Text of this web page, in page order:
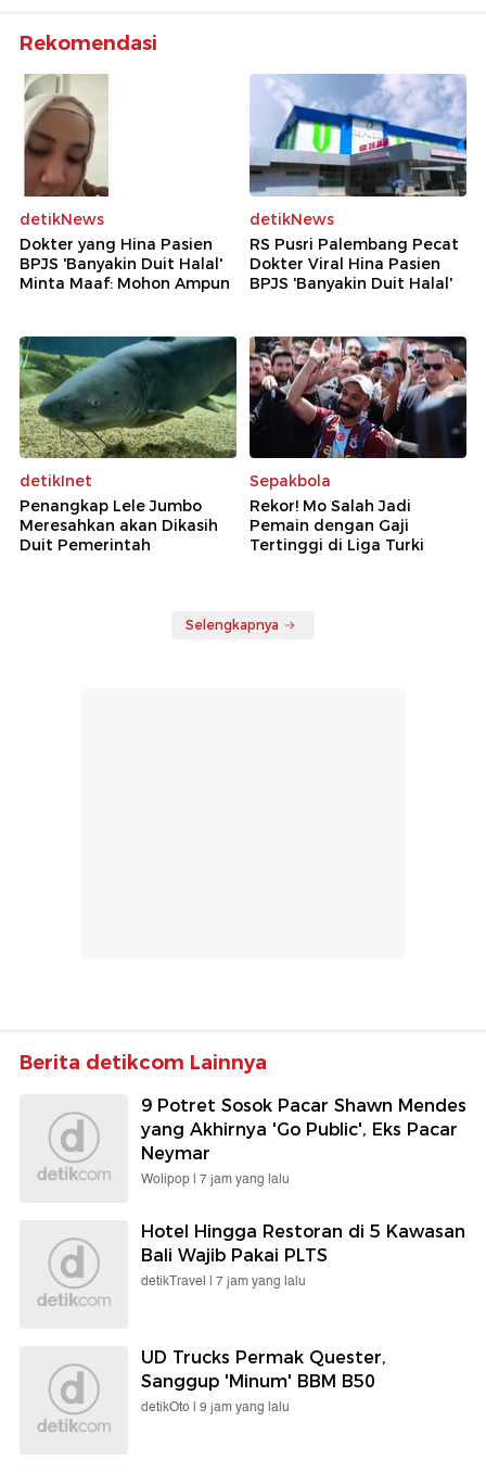
Rekomendasi
detikNews
Dokter yang Hina Pasien
BPJS 'Banyakin Duit Halal'
Minta Maaf: Mohon Ampun
detikNews
RS Pusri Palembang Pecat
Dokter Viral Hina Pasien
BPJS 'Banyakin Duit Halal'
detikInet
Penangkap Lele Jumbo
Meresahkan akan Dikasih
Duit Pemerintah
Sepakbola
Rekor! Mo Salah Jadi
Pemain dengan Gaji
Tertinggi di Liga Turki
Selengkapnya
Berita detikcom Lainnya
9 Potret Sosok Pacar Shawn Mendes
yang Akhirnya 'Go Public', Eks Pacar
Neymar
Wolipop | 7 jam yang lalu
Hotel Hingga Restoran di 5 Kawasan
Bali Wajib Pakai PLTS
detikTravel | 7 jam yang lalu
UD Trucks Permak Quester,
Sanggup 'Minum' BBM B50
detikOto | 9 jam yang lalu